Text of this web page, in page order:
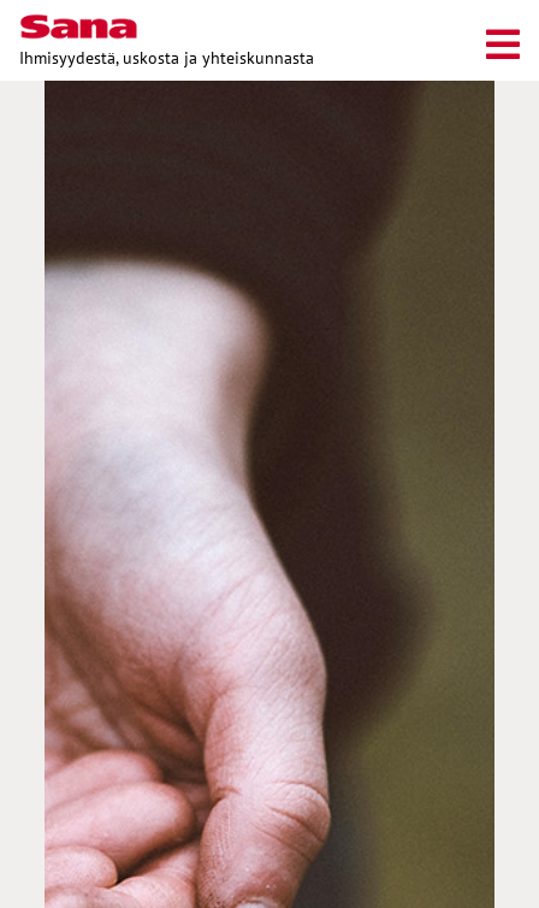
Ihmisyydestä, uskosta ja yhteiskunnasta